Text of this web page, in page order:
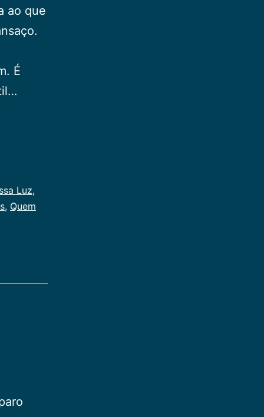
ao que
É
Luz,
, Quem